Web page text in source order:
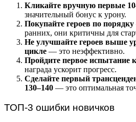
Кликайте вручную первые
значительный бонус к урону.
Покупайте героев по порядку
ранних, они критичны для
Не улучшайте героев выше
цикле — это неэффективно.
Пройдите первое испытание
награда ускорит прогресс.
Сделайте первый
130–140 — это оптимальная
ТОП-3 ошибки новичков